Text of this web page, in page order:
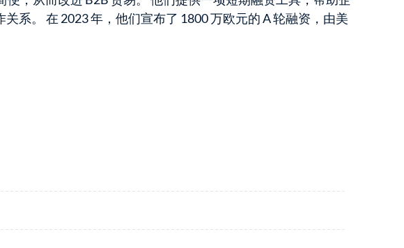
系。 在 2023 年，他们宣布了 1800 万欧元的 A 轮融资，由美